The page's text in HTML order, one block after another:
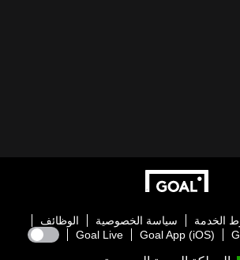
الخدمة سياسة الخصوصية
الوظائف
Goal App (iOS)
Goal Live